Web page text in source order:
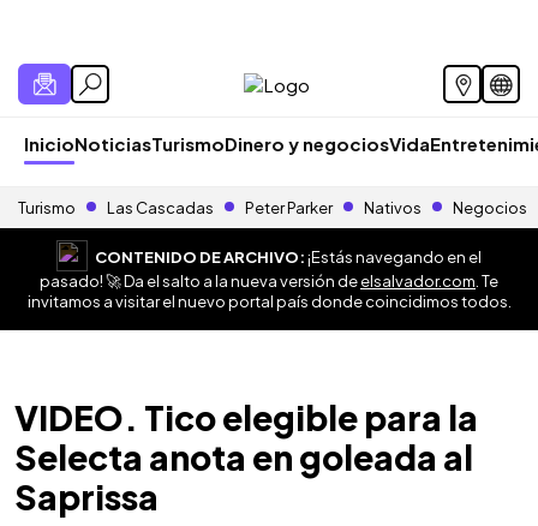
InicioNoticiasTurismoDinero y negociosVida
Turismo Las Cascadas Peter Parker Nativos Negocios
CONTENIDO DE ARCHIVO:¡Estás navegando en el
pasado! 🚀 Da el salto a la nueva versión deelsalvador.com . Te
invitamos a visitar el nuevo portal país donde coincidimos todos.
VIDEO. Tico elegible para la
Selecta anota en goleada al
Saprissa